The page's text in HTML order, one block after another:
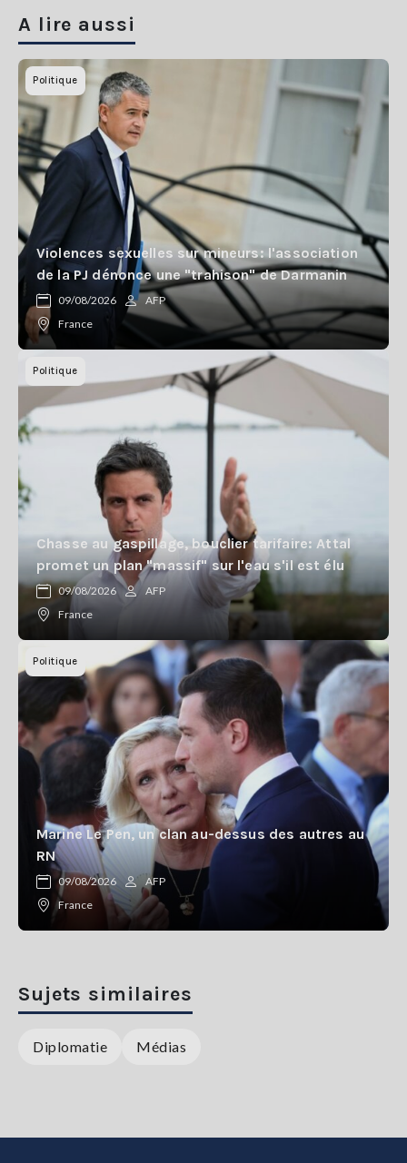
A lire aussi
Politique
Violences sexuelles sur mineurs: l'association
de la PJ dénonce une "trahison" de Darmanin
09/08/2026
AFP
France
Politique
Chasse au gaspillage, bouclier tarifaire: Attal
promet un plan "massif" sur l'eau s'il est élu
09/08/2026
AFP
France
Politique
Marine Le Pen, un clan au-dessus des autres au
RN
09/08/2026
AFP
France
Sujets similaires
Diplomatie Médias